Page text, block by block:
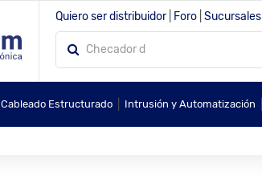
Quiero ser distribuidor Foro Sucursales
Cableado Estructurado Intrusión y Automatización